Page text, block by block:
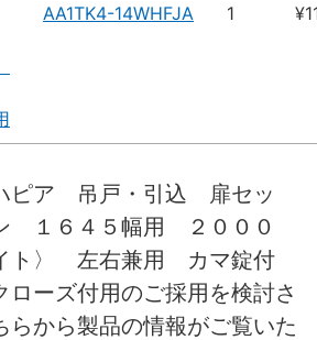
AA1TK4-14WHFJA 1
ピア 吊戸・引込 扉セッ
１６４５幅用 ２０００
ト〉 左右兼用 カマ錠付
ーズ付用のご採用を検討さ
らから製品の情報がご覧いた